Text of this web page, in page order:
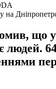
на
що
людей.